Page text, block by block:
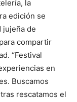
la
edición se
jujeña de
compartir
“Festival
en
Buscamos
rescatamos el